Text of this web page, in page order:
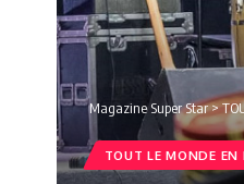
Magazine Super Star>
TOUT LE MONDE EN